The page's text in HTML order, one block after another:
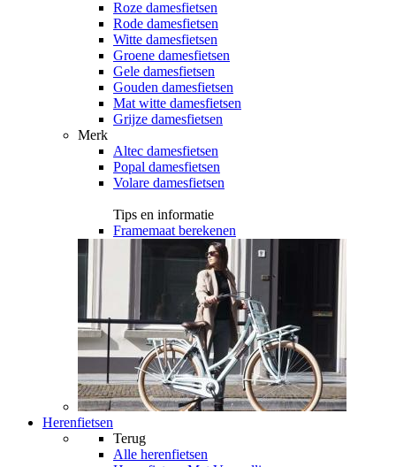
Roze damesfietsen
Rode damesfietsen
Witte damesfietsen
Groene damesfietsen
Gele damesfietsen
Gouden damesfietsen
Mat witte damesfietsen
Grijze damesfietsen
Merk
Altec damesfietsen
Popal damesfietsen
Volare damesfietsen
Tips en informatie
Framemaat berekenen
Herenfietsen
Terug
Alle herenfietsen